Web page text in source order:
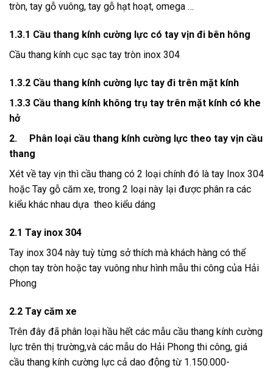
tròn, tay gỗ vuông, tay gỗ hạt hoạt, omega …
1.3.1 Cầu thang kính cường lực có tay vịn đi bên hông
Cầu thang kính cục sạc tay tròn inox 304
1.3.2 Cầu thang kính cường lực tay đi trên mặt kính
1.3.3 Cầu thang kính không trụ tay trên mặt kính có khe
hở
2. Phân loại cầu thang kính cường lực theo tay vịn cầu
thang
Xét về tay vịn thì cầu thang có 2 loại chính đó là tay Inox 304
hoặc Tay gỗ căm xe, trong 2 loại này lại được phân ra các
kiểu khác nhau dựa theo kiểu dáng
2.1 Tay inox 304
Tay inox 304 này tuỳ từng sở thích mà khách hàng có thể
chọn tay tròn hoặc tay vuông như hình mẫu thi công của Hải
Phong
2.2 Tay căm xe
Trên đây đã phân loại hầu hết các mẫu cầu thang kính cường
lực trên thị trường,và các mẫu do Hải Phong thi công, giá
cầu thang kính cường lực cả dao động từ 1.150.000-